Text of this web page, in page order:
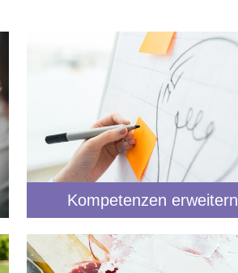
Kompetenzen erweitern